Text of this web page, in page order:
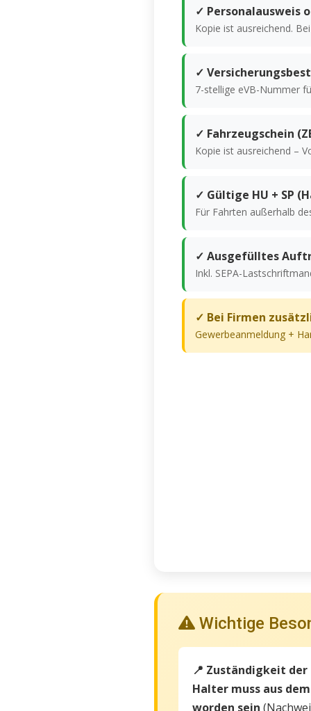
✓ Personalausweis
Kopie ist ausreichend.
✓
7-stellige eVB-Nummer
✓ Fahrzeugschein
Kopie ist ausreichend –
✓ Gültige HU + SP
Für Fahrten außerhalb
✓ Ausgefülltes
Inkl. SEPA-
✓ Bei Firmen
Gewerbeanmeldung +
Wichtige
📍 Zuständigkeit
Halter muss aus
worden sein